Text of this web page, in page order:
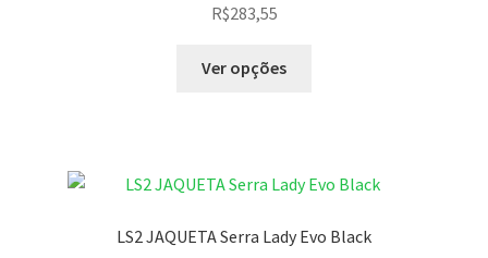
R$283,55
Ver opções
LS2 JAQUETA Serra Lady Evo Black